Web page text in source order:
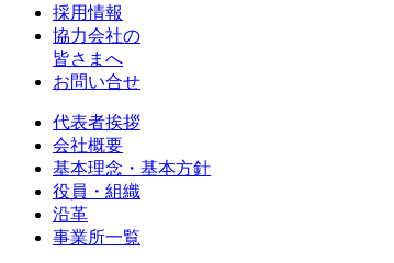
採用情報
協力会社の
皆さまへ
お問い合せ
代表者挨拶
会社概要
基本理念・基本方針
役員・組織
沿革
事業所一覧